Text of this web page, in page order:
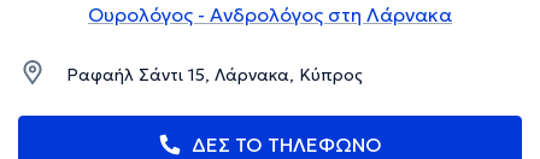
Ουρολόγος - Ανδρολόγος στη Λάρνακα
Ραφαήλ Σάντι 15, Λάρνακα, Κύπρος
ΔΕΣ ΤΟ ΤΗΛΕΦΩΝΟ